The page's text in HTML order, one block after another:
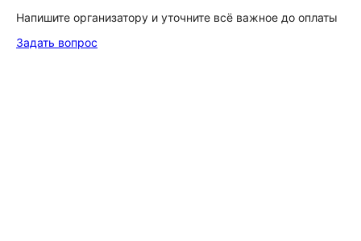
Напишите организатору и уточните всё важное до оплаты
Задать вопрос